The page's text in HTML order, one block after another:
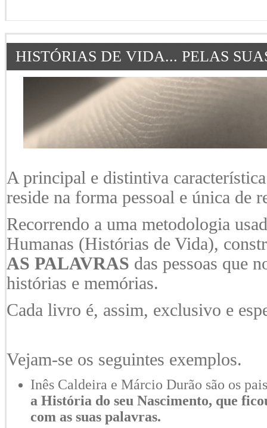
HISTÓRIAS DE VIDA... PELAS
A principal e distintiva
reside na forma pessoal e única de
Recorrendo a uma metodologia
Humanas (Histórias de Vida),
AS PALAVRAS das pessoas que
histórias e memórias.
Cada livro é, assim, exclusivo e
Vejam-se os seguintes exemplos.
Inês Caldeira e Márcio Durão são os
a História do seu Nascimento, que
com as suas palavras.